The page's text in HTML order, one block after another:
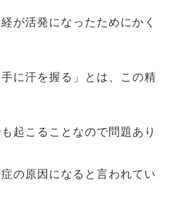
が活発になったためにかく
に汗を握る」とは、この精
起こることなので問題あり
の原因になると言われてい